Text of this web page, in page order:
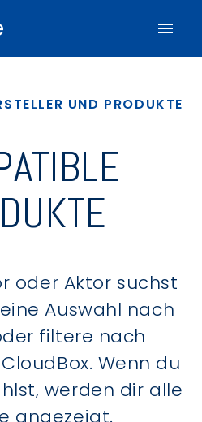
UND PRODUKTE
oder Aktor suchst
Auswahl nach
filtere nach
Wenn du
werden dir alle
angezeigt.